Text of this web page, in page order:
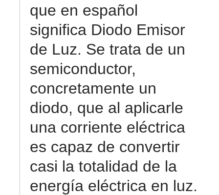
que en español
significa Diodo Emisor
de Luz. Se trata de un
semiconductor,
concretamente un
diodo, que al aplicarle
una corriente eléctrica
es capaz de convertir
casi la totalidad de la
energía eléctrica en luz.